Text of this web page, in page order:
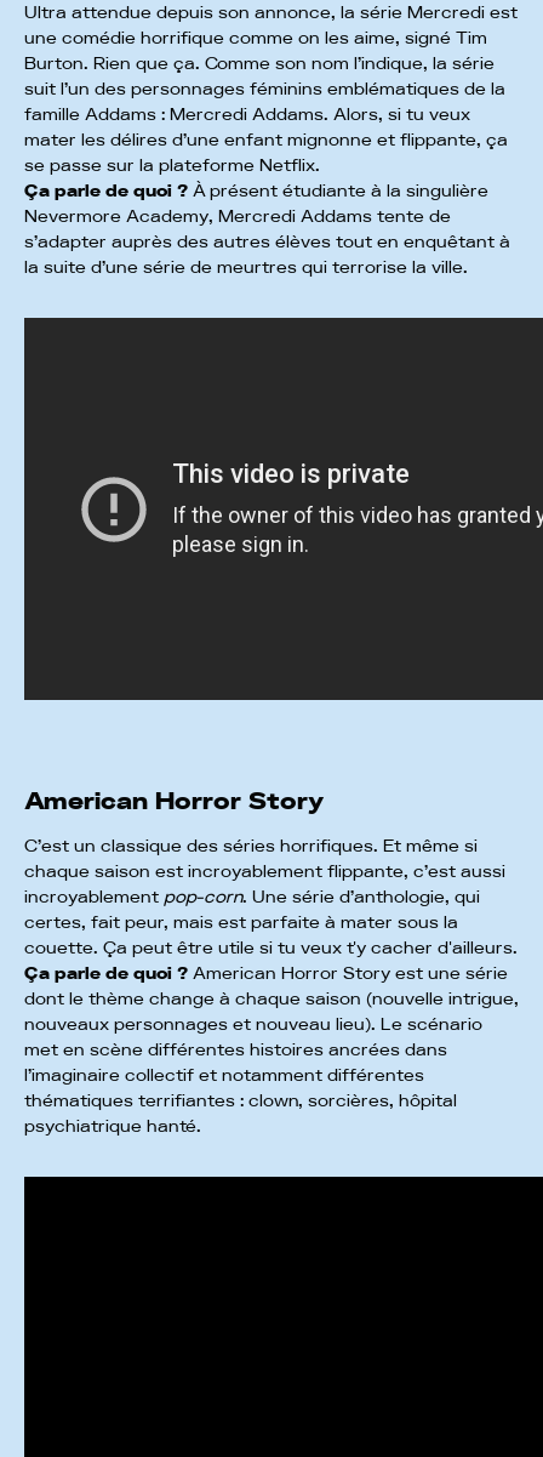
Ultra attendue depuis son annonce, la série Mercredi est
une comédie horrifique comme on les aime, signé Tim
Burton. Rien que ça. Comme son nom l’indique, la série
suit l’un des personnages féminins emblématiques de la
famille Addams : Mercredi Addams. Alors, si tu veux
mater les délires d’une enfant mignonne et flippante, ça
se passe sur la plateforme Netflix.
Ça parle de quoi ? À présent étudiante à la singulière
Nevermore Academy, Mercredi Addams tente de
s’adapter auprès des autres élèves tout en enquêtant à
la suite d’une série de meurtres qui terrorise la ville.
American Horror Story
C’est un classique des séries horrifiques. Et même si
chaque saison est incroyablement flippante, c’est aussi
incroyablement pop-corn. Une série d’anthologie, qui
certes, fait peur, mais est parfaite à mater sous la
couette. Ça peut être utile si tu veux t'y cacher d'ailleurs.
Ça parle de quoi ? American Horror Story est une série
dont le thème change à chaque saison (nouvelle intrigue,
nouveaux personnages et nouveau lieu). Le scénario
met en scène différentes histoires ancrées dans
l’imaginaire collectif et notamment différentes
thématiques terrifiantes : clown, sorcières, hôpital
psychiatrique hanté.